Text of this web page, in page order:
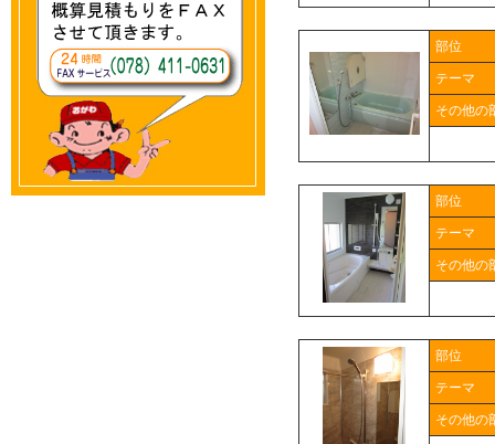
部位
テーマ
その他の
部位
テーマ
その他の
部位
テーマ
その他の